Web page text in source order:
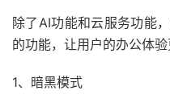
除了AI功能和云服务功能
的功能，让用户的办公体验
1、暗黑模式